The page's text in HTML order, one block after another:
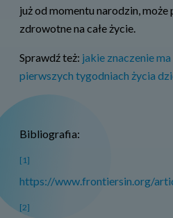
już od momentu narodzin,
zdrowotne na całe życie.
Sprawdź też: jakie znaczenie
pierwszych tygodniach życia
Bibliografia:
[1]
https://www.frontiersin.org/
[2]